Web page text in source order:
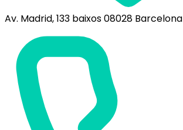
Av. Madrid, 133 baixos 08028 Barcelona